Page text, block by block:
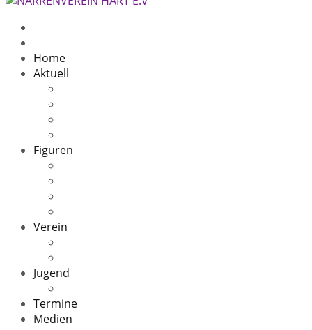
Home
Aktuell
Figuren
Verein
Jugend
Termine
Medien